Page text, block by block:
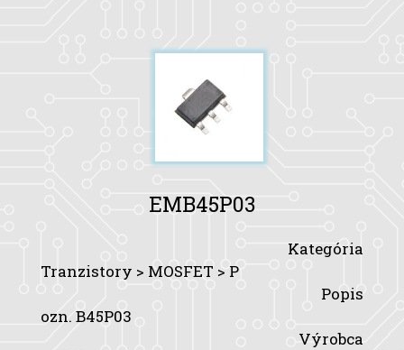
EMB45P03
Kategória
Tranzistory > MOSFET > P
Popis
ozn. B45P03
Výrobca